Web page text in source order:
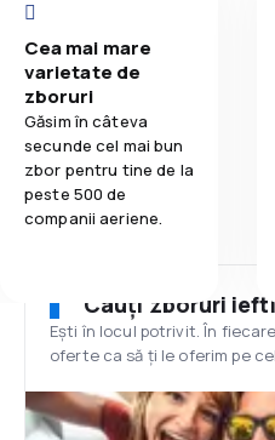
Cea mai mare
varietate de
zboruri
Găsim în câteva
secunde cel mai bun
zbor pentru tine de la
peste 500 de
companii aeriene.
Cauți zboruri
Ești în locul potrivit. În
oferte ca să ți le oferim pe